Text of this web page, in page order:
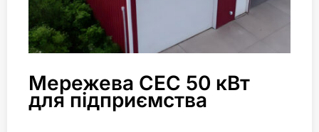
Мережева СЕС 50 кВт
для підприємства